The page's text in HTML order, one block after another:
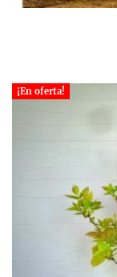
¡En oferta!